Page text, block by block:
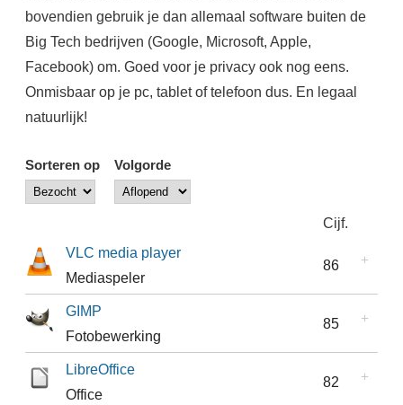
bovendien gebruik je dan allemaal software buiten de
Big Tech bedrijven (Google, Microsoft, Apple,
Facebook) om. Goed voor je privacy ook nog eens.
Onmisbaar op je pc, tablet of telefoon dus. En legaal
natuurlijk!
Sorteren op Volgorde
Cijf.
VLC media player
Mediaspeler
86
GIMP
Fotobewerking
85
LibreOffice
Office
82